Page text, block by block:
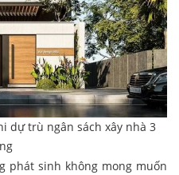
dự trù ngân sách xây nhà 3
phát sinh không mong muốn